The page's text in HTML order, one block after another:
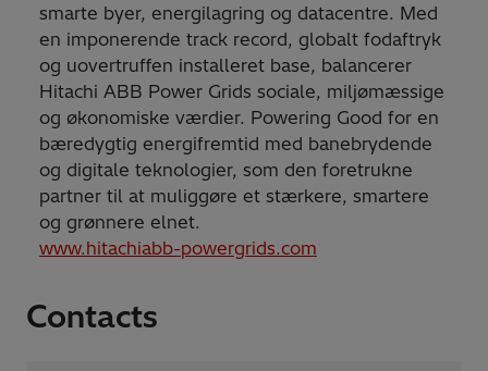
smarte byer, energilagring og datacentre. Med
en imponerende track record, globalt fodaftryk
og uovertruffen installeret base, balancerer
Hitachi ABB Power Grids sociale, miljømæssige
og økonomiske værdier. Powering Good for en
bæredygtig energifremtid med banebrydende
og digitale teknologier, som den foretrukne
partner til at muliggøre et stærkere, smartere
og grønnere elnet.
www.hitachiabb-powergrids.com
Contacts